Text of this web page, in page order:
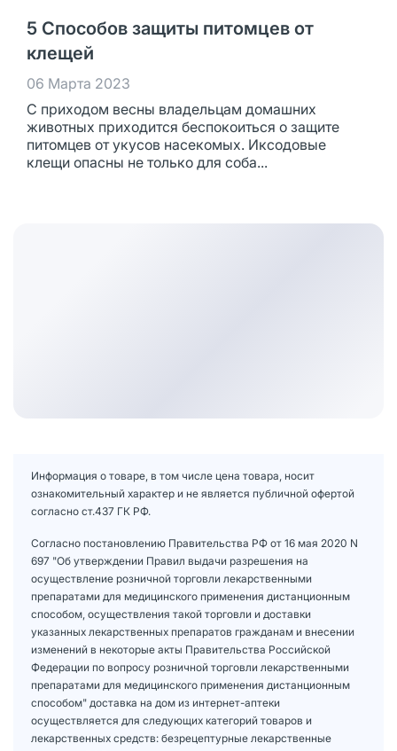
5 Способов защиты питомцев от
клещей
06 Марта 2023
С приходом весны владельцам домашних
животных приходится беспокоиться о защите
питомцев от укусов насекомых. Иксодовые
клещи опасны не только для соба...
Информация о товаре, в том числе цена товара, носит
ознакомительный характер и не является публичной офертой
согласно ст.437 ГК РФ.
Согласно постановлению Правительства РФ от 16 мая 2020 N
697 "Об утверждении Правил выдачи разрешения на
осуществление розничной торговли лекарственными
препаратами для медицинского применения дистанционным
способом, осуществления такой торговли и доставки
указанных лекарственных препаратов гражданам и внесении
изменений в некоторые акты Правительства Российской
Федерации по вопросу розничной торговли лекарственными
препаратами для медицинского применения дистанционным
способом" доставка на дом из интернет-аптеки
осуществляется для следующих категорий товаров и
лекарственных средств: безрецептурные лекарственные